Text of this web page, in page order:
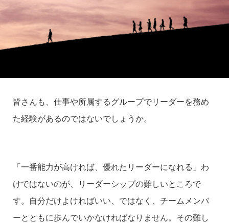
皆さんも、仕事や所属するグループでリーダーを務め
た経験があるのではないでしょうか。
「一番能力が高ければ、優れたリーダーになれる」わ
けではないのが、リーダーシップの難しいところで
す。自分だけよければいい、ではなく、チームメンバ
ーとともに歩んでいかなければなりません。その難し